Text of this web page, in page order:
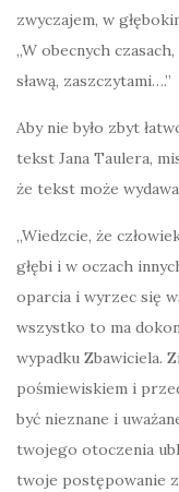
zwyczajem, w
„W obecnych
sławą, zaszczytami….”
Aby nie było zbyt
tekst Jana Taulera,
że tekst może
„Wiedzcie, że
głębi i w oczach
oparcia i wyrzec się
wszystko to ma
wypadku Zbawiciela.
pośmiewiskiem i
być nieznane i
twojego otoczenia
twoje postępowanie